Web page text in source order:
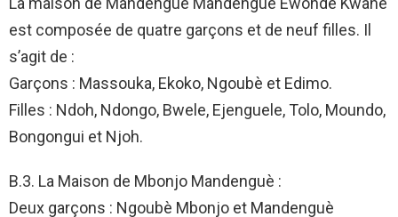
est composée de quatre garçons et de neuf filles. Il
s’agit de :
Garçons : Massouka, Ekoko, Ngoubè et Edimo.
Filles : Ndoh, Ndongo, Bwele, Ejenguele, Tolo, Moundo,
Bongongui et Njoh.
B.3. La Maison de Mbonjo Mandenguè :
Deux garçons : Ngoubè Mbonjo et Mandenguè